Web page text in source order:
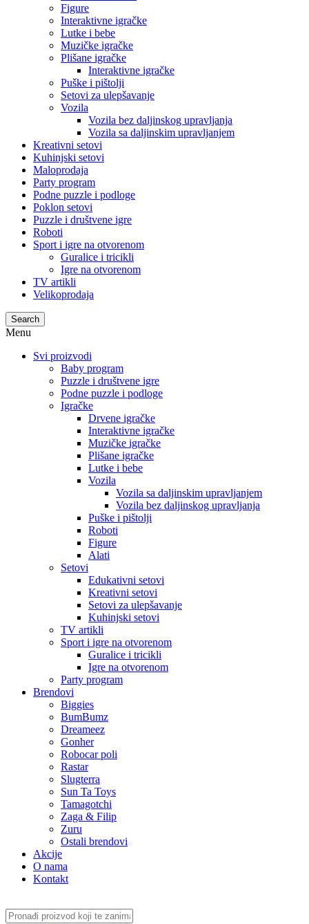
Figure
Interaktivne igračke
Lutke i bebe
Muzičke igračke
Plišane igračke
Interaktivne igračke
Puške i pištolji
Setovi za ulepšavanje
Vozila
Vozila bez daljinskog upravljanja
Vozila sa daljinskim upravljanjem
Kreativni setovi
Kuhinjski setovi
Maloprodaja
Party program
Podne puzzle i podloge
Poklon setovi
Puzzle i društvene igre
Roboti
Sport i igre na otvorenom
Guralice i tricikli
Igre na otvorenom
TV artikli
Velikoprodaja
Search
Menu
Svi proizvodi
Baby program
Puzzle i društvene igre
Podne puzzle i podloge
Igračke
Drvene igračke
Interaktivne igračke
Muzičke igračke
Plišane igračke
Lutke i bebe
Vozila
Vozila sa daljinskim upravljanjem
Vozila bez daljinskog upravljanja
Puške i pištolji
Roboti
Figure
Alati
Setovi
Edukativni setovi
Kreativni setovi
Setovi za ulepšavanje
Kuhinjski setovi
TV artikli
Sport i igre na otvorenom
Guralice i tricikli
Igre na otvorenom
Party program
Brendovi
Biggies
BumBumz
Dreameez
Gonher
Robocar poli
Rastar
Slugterra
Sun Ta Toys
Tamagotchi
Zaga & Filip
Zuru
Ostali brendovi
Akcije
O nama
Kontakt